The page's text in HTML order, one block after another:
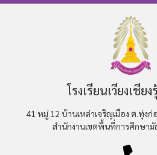
โรงเรียนเวียงเชีย
41 หมู่ 12 บ้านเหล่าเจริญเมือง ต.ทุ่งก่อ
สำนักงานเขตพื้นที่การศึกษามั